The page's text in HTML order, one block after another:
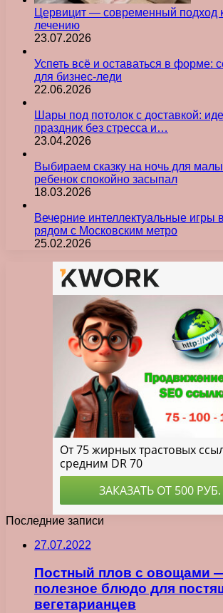
Цервицит — современный подход
лечению
23.07.2026
Успеть всё и оставаться в форме:
для бизнес-леди
22.06.2026
Шары под потолок с доставкой:
праздник без стресса и…
23.04.2026
Выбираем сказку на ночь для
ребенок спокойно засыпал
18.03.2026
Вечерние интеллектуальные игры
рядом с Московским метро
25.02.2026
Последние записи
27.07.2022
Постный плов с овощами
полезное блюдо для
вегетарианцев